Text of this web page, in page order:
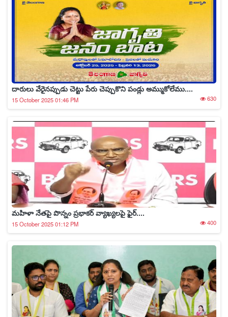
దారులు వేరైనప్పుడు చెట్టు పేరు చెప్పుకొని పండ్లు అమ్ముకోలేము....
15 October 2025 01:46 PM 630
మహిళా నేతపై పొన్నం ప్రభాకర్ వ్యాఖ్యలపై ఫైర్....
15 October 2025 01:12 PM 400